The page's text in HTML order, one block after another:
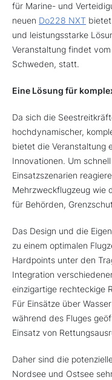
für Marine- und
neuen Do228 NXT
und leistungsstarke
Veranstaltung findet
Schweden, statt.
Eine Lösung für
Da sich die
hochdynamischer,
bietet die Veranstaltung
Innovationen. Um
Einsatzszenarien
Mehrzweckflugzeug wie
für Behörden,
Das Design und die
zu einem optimalen
Hardpoints unter den
Integration
einzigartige rechteckige
Für Einsätze über
während des Fluges
Einsatz von
Daher sind die
Nordsee und Ostsee